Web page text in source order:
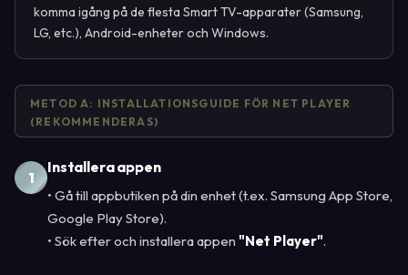
komma igång på de flesta Smart TV-apparater (Samsung,
LG, etc.), Android-enheter och Windows.
METOD A: INSTALLATIONSGUIDE FÖR NET PLAYER
(REKOMMENDERAS)
1
Installera appen
• Gå till appbutiken på din enhet (t.ex. Samsung App Store,
Google Play Store).
• Sök efter och installera appen "Net Player".